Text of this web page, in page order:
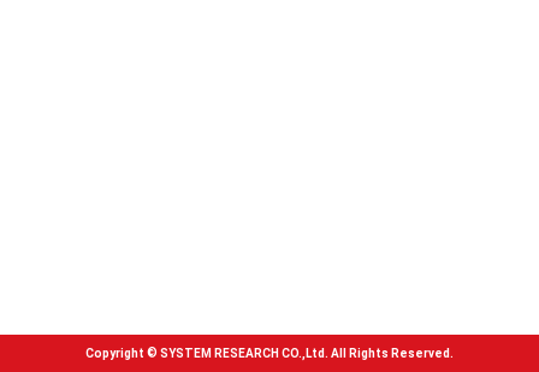
Copyright © SYSTEM RESEARCH CO.,Ltd. All Rights Reserved.